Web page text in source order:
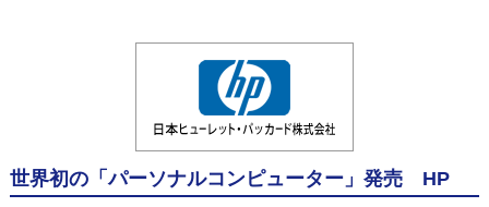
世界初の「パーソナルコンピューター」発売 HP